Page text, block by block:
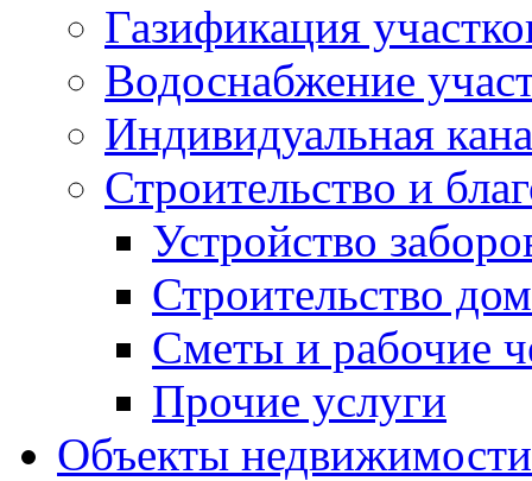
Газификация
Водоснабжение
Индивидуальная
Строительство и
Устройство
Строительство
Сметы и рабочие
Прочие услуги
Объекты недвижимости